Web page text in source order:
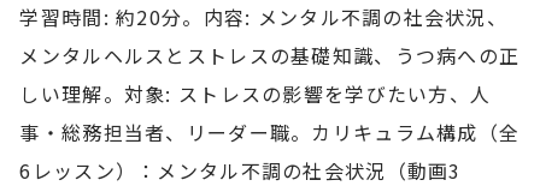
学習時間: 約20分。内容: メンタル不調の社会状況、
メンタルヘルスとストレスの基礎知識、うつ病への正
しい理解。対象: ストレスの影響を学びたい方、人
事・総務担当者、リーダー職。カリキュラム構成（全
6レッスン）：メンタル不調の社会状況（動画3